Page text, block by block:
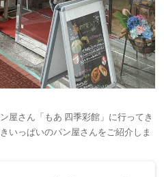
屋さん「もあ 四季彩館」に行ってき
いっぱいのパン屋さんをご紹介しま